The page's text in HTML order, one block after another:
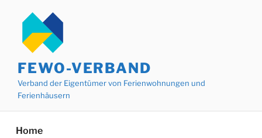
Inhalt
springen
FEWO-VERBAND
Verband der Eigentümer von Ferienwohnungen und
Ferienhäusern
Home